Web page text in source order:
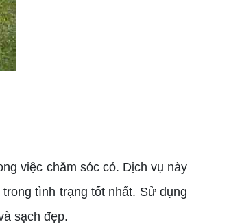
việc chăm sóc cỏ. Dịch vụ này
tình trạng tốt nhất. Sử dụng
sạch đẹp.